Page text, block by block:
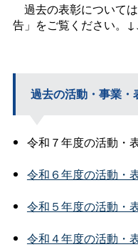
過去の表彰について
告」をご覧ください。
過去の活動・事業・
令和７年度の活動・
令和６年度の活動・
令和５年度の活動・
令和４年度の活動・